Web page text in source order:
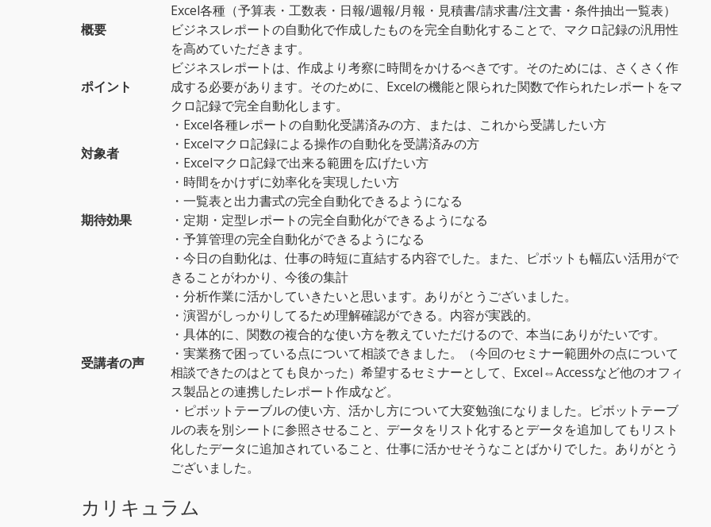
概要
Excel各種（予算表・工数表・日報/週報/月報・見積書/請求書/注文書・条件抽出一覧表）
ビジネスレポートの自動化で作成したものを完全自動化することで、マクロ記録の汎用性
を高めていただきます。
ポイント
ビジネスレポートは、作成より考察に時間をかけるべきです。そのためには、さくさく作
成する必要があります。そのために、Excelの機能と限られた関数で作られたレポートをマ
クロ記録で完全自動化します。
対象者
・Excel各種レポートの自動化受講済みの方、または、これから受講したい方
・Excelマクロ記録による操作の自動化を受講済みの方
・Excelマクロ記録で出来る範囲を広げたい方
・時間をかけずに効率化を実現したい方
期待効果
・一覧表と出力書式の完全自動化できるようになる
・定期・定型レポートの完全自動化ができるようになる
・予算管理の完全自動化ができるようになる
受講者の声
・今日の自動化は、仕事の時短に直結する内容でした。また、ピボットも幅広い活用がで
きることがわかり、今後の集計
・分析作業に活かしていきたいと思います。ありがとうございました。
・演習がしっかりしてるため理解確認ができる。内容が実践的。
・具体的に、関数の複合的な使い方を教えていただけるので、本当にありがたいです。
・実業務で困っている点について相談できました。（今回のセミナー範囲外の点について
相談できたのはとても良かった）希望するセミナーとして、Excel⇔Accessなど他のオフィ
ス製品との連携したレポート作成など。
・ピボットテーブルの使い方、活かし方について大変勉強になりました。ピボットテーブ
ルの表を別シートに参照させること、データをリスト化するとデータを追加してもリスト
化したデータに追加されていること、仕事に活かせそうなことばかりでした。ありがとう
ございました。
カリキュラム